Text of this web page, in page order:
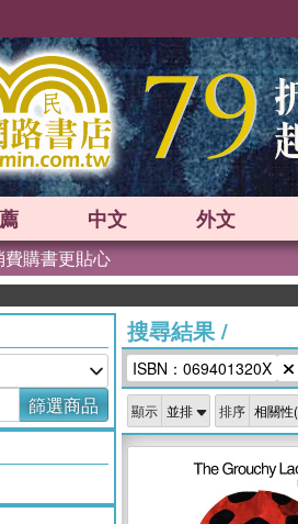
中文 外文
購書更貼心
篩選商品
搜尋結果/
ISBN：069401320X
顯示 排序